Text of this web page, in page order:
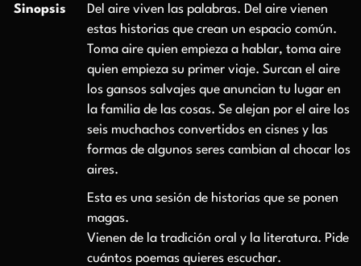
Sinopsis
Del aire viven las palabras. Del aire vienen
estas historias que crean un espacio común.
Toma aire quien empieza a hablar, toma aire
quien empieza su primer viaje. Surcan el aire
los gansos salvajes que anuncian tu lugar en
la familia de las cosas. Se alejan por el aire los
seis muchachos convertidos en cisnes y las
formas de algunos seres cambian al chocar los
aires.
Esta es una sesión de historias que se ponen
magas.
Vienen de la tradición oral y la literatura. Pide
cuántos poemas quieres escuchar.